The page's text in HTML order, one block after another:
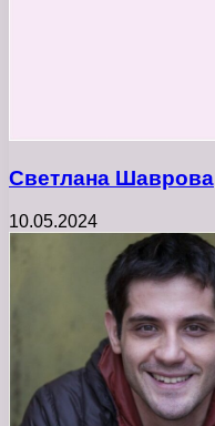
Светлана Шаврова
10.05.2024